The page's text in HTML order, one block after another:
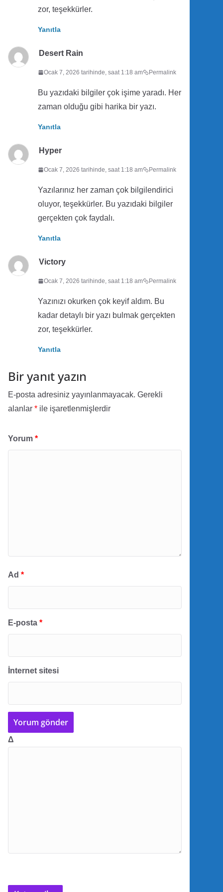
zor, teşekkürler.
Yanıtla
Desert Rain
Ocak 7, 2026 tarihinde, saat 1:18 am Permalink
Bu yazıdaki bilgiler çok işime yaradı. Her
zaman olduğu gibi harika bir yazı.
Yanıtla
Hyper
Ocak 7, 2026 tarihinde, saat 1:18 am Permalink
Yazılarınız her zaman çok bilgilendirici
oluyor, teşekkürler. Bu yazıdaki bilgiler
gerçekten çok faydalı.
Yanıtla
Victory
Ocak 7, 2026 tarihinde, saat 1:18 am Permalink
Yazınızı okurken çok keyif aldım. Bu
kadar detaylı bir yazı bulmak gerçekten
zor, teşekkürler.
Yanıtla
Bir yanıt yazın
E-posta adresiniz yayınlanmayacak. Gerekli
alanlar * ile işaretlenmişlerdir
Yorum *
Ad *
E-posta *
İnternet sitesi
Δ